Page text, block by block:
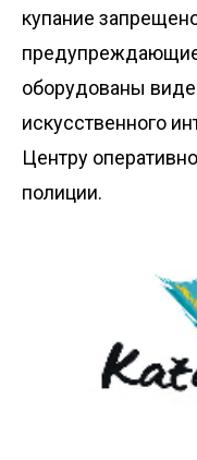
купание
оборудованы
искусственного
Центру
полиции.